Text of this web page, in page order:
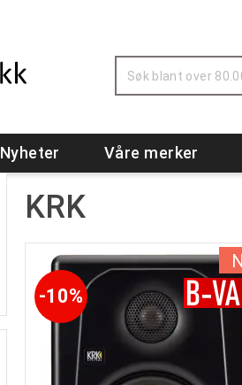
Nyheter Våre merker
KRK
10%